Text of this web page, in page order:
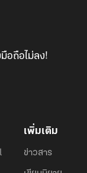
อถือไม่ลง!
เพิ่มเติม
ข่าวสาร